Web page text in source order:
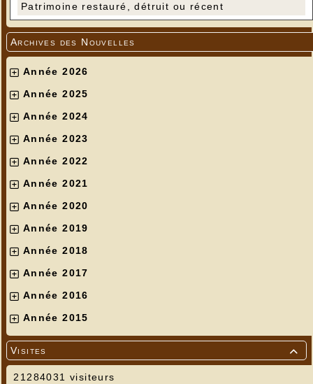
Patrimoine restauré, détruit ou récent
Archives des Nouvelles
Année 2026
Année 2025
Année 2024
Année 2023
Année 2022
Année 2021
Année 2020
Année 2019
Année 2018
Année 2017
Année 2016
Année 2015

Visites
21284031 visiteurs